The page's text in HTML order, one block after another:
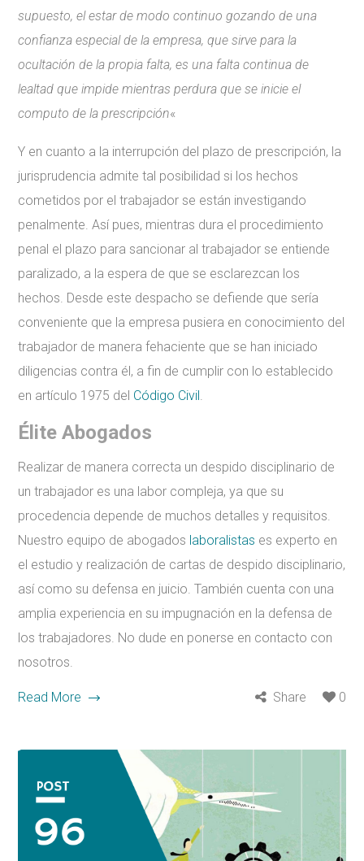
supuesto, el estar de modo continuo gozando de una
confianza especial de la empresa, que sirve para la
ocultación de la propia falta, es una falta continua de
lealtad que impide mientras perdura que se inicie el
computo de la prescripción«
Y en cuanto a la interrupción del plazo de prescripción, la
jurisprudencia admite tal posibilidad si los hechos
cometidos por el trabajador se están investigando
penalmente. Así pues, mientras dura el procedimiento
penal el plazo para sancionar al trabajador se entiende
paralizado, a la espera de que se esclarezcan los
hechos. Desde este despacho se defiende que sería
conveniente que la empresa pusiera en conocimiento del
trabajador de manera fehaciente que se han iniciado
diligencias contra él, a fin de cumplir con lo establecido
en artículo 1975 del Código Civil
Élite Abogados
Realizar de manera correcta un despido disciplinario de
un trabajador es una labor compleja, ya que su
procedencia depende de muchos detalles y requisitos.
Nuestro equipo de abogados laboralistas es experto en
el estudio y realización de cartas de despido disciplinario,
así como su defensa en juicio. También cuenta con una
amplia experiencia en su impugnación en la defensa de
los trabajadores. No dude en ponerse en contacto con
nosotros.
Read More Share 0